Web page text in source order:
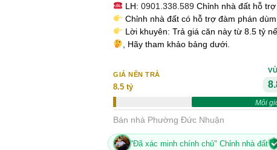
LH: 0901.338.589Chỉnh nhà đất hỗ trợ
Chỉnh nhà đất có hỗ trợ đàm phán
Lời khuyên: Trả giá căn này từ 8.5 tỷ
, Hãy tham khảo bảng dưới.
GIÁ NÊN TRẢ
8.5 tỷ
Môi
Bán nhà Phường Đức Nhuận
"Đã xác minh chính chủ" Chỉnh nhà đất